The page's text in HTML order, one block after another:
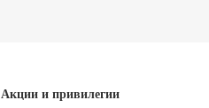
Акции и привилегии